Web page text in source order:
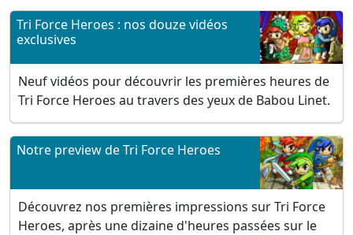
Tri Force Heroes : nos douze vidéos
exclusives
Neuf vidéos pour découvrir les premières heures de
Tri Force Heroes au travers des yeux de Babou Linet.
Notre preview de Tri Force Heroes
Découvrez nos premières impressions sur Tri Force
Heroes, après une dizaine d'heures passées sur le